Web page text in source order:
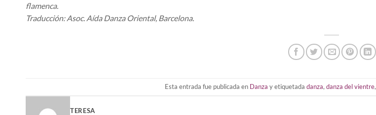
flamenca.
Traducción: Asoc. Aída Danza Oriental, Barcelona.
Esta entrada fue publicada en Danza y etiquetada danza, danza del vientre,
TERESA